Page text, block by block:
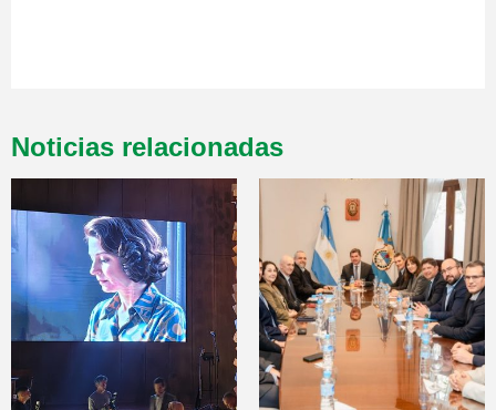
Noticias relacionadas